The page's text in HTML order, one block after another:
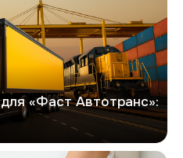
«Фаст Автотранс»: